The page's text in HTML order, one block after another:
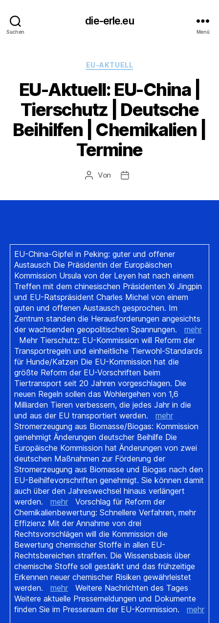
Suchen
die-erle.eu
Menü
Kategorien
EU-AKTUELL
EU-Aktuell: EU-China |
Tierschutz | Deutsche
Beihilfen | Chemikalien |
Termine
Beitragsautor
Von Beitragsdatum
EU-China-Gipfel in Peking: guter und offener
Austausch Die Präsidentin der Europäischen
Kommission Ursula von der Leyen hat nach einem
Treffen mit dem chinesischen Präsidenten Xi Jingpin
und EU-Ratspräsident Charles Michel von einem
guten und offenen Austausch gesprochen. Im
Zentrum standen die Herausforderungen angesichts
der wachsenden geopolitischen Spannungen. mehr
Mehr Tierschutz: EU-Kommission will Reform der
Transportregeln und einheitliche Tierwohl-Standards
für Hunde/Katzen Die EU-Kommission hat die
größte Reform der EU-Vorschriften beim
Tiertransport seit 20 Jahren vorgeschlagen. Die
neuen Regeln sollen das Wohlergehen von 1,6
Milliarden Tieren verbessern, die jedes Jahr in die
und aus der EU transportiert werden. mehr
Stromerzeugung aus Biomasse/Biogas: Kommission
genehmigt Änderungen deutscher Beihilfe Die
Europäische Kommission hat Änderungen von zwei
deutschen Maßnahmen zur Förderung der
Stromerzeugung aus Biomasse und Biogas nach den
EU-Beihilfevorschriften genehmigt. Sie können damit
auch über den Jahreswechsel hinaus verlängert
werden. mehr Vorschlag für Reform der
Chemikalienbewertung: Schnellere Verfahren, mehr
Effizienz Mit der Annahme von drei
Rechtsvorschlägen will die Kommission die
Bewertung chemischer Stoffe in allen EU-
Rechtsbereichen straffen. Die Wissensbasis über
chemische Stoffe soll gestärkt und das frühzeitige
Erkennen neuer chemischer Risiken gewährleistet
werden. mehr Weitere Nachrichten des Tages
Weitere aktuelle Pressemeldungen und Dokumente
finden Sie im Presseraum der EU-Kommission. mehr